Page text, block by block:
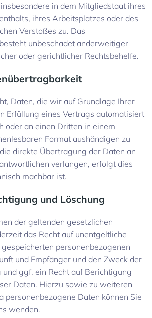
in dem Mitgliedstaat ihres
ihres Arbeitsplatzes oder des
Verstoßes zu. Das
unbeschadet anderweitiger
oder gerichtlicher Rechtsbehelfe.
Daten, die wir auf Grundlage Ihrer
Erfüllung eines Vertrags automatisiert
oder an einen Dritten in einem
Format aushändigen zu
direkte Übertragung der Daten an
verlangen, erfolgt dies
machbar ist.
und Löschung
der geltenden gesetzlichen
das Recht auf unentgeltliche
personenbezogenen
und Empfänger und den Zweck der
ggf. ein Recht auf Berichtigung
Daten. Hierzu sowie zu weiteren
personenbezogene Daten können Sie
wenden.